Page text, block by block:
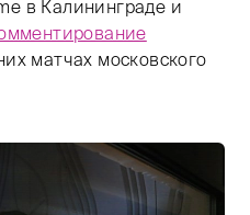
в Калининграде и
матчах московского